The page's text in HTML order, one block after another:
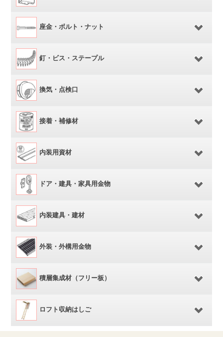
座金・ボルト・ナット
釘・ビス・ステープル
換気・点検口
接着・補修材
内装用資材
ドア・建具・家具用金物
内装建具・建材
外装・外構用金物
積層集成材（フリー板）
ロフト収納はしご